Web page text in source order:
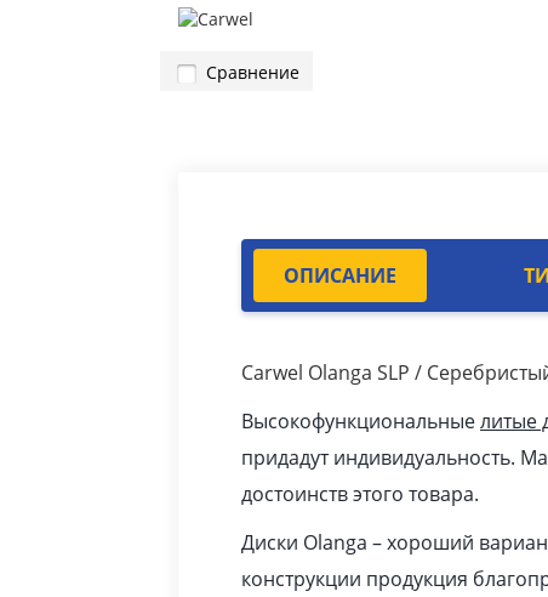
Сравнение
ОПИСАНИЕ
Carwel Olanga SLP /
Высокофункциональныелитые
придадут индивидуальность.
достоинств этого товара.
Диски Olanga – хороший
конструкции продукция